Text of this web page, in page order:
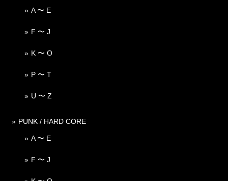
A 〜 E
F 〜 J
K 〜 O
P 〜 T
U 〜 Z
PUNK / HARD CORE
A 〜 E
F 〜 J